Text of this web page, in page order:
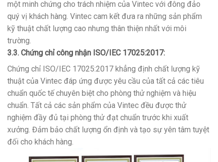
một minh chứng cho trách nhiệm của Vintec với đông đảo
quý vị khách hàng. Vintec cam kết đưa ra những sản phẩm
kỹ thuật chất lượng cao nhưng thân thiện nhất với môi
trường.
3.3. Chứng chỉ công nhận ISO/IEC 17025:2017:
Chứng chỉ ISO/IEC 17025:2017 khẳng định chất lượng kỹ
thuật của Vintec đáp ứng được yêu cầu của tất cả các tiêu
chuẩn quốc tế chuyên biệt cho phòng thử nghiệm và hiệu
chuẩn. Tất cả các sản phẩm của Vintec đều được thử
nghiệm đầy đủ tại phòng thử đạt chuẩn trước khi xuất
xưởng. Đảm bảo chất lượng ổn định và tạo sự yên tâm tuyệt
đối cho khách hàng.